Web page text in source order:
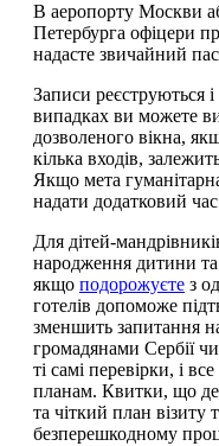
В аеропорту Москви
Петербурга офіцери
надасте звичайний
Записи реєструються
випадках ви можете
дозволеного вікна,
кілька входів,
Якщо мета
надати додатковий
Для дітей-
народження дитини та
якщо подорожуєте з
готелів допоможе
зменшить запитання
громадянами Сербії
ті самі перевірки, і
планам. Квитки, що
та чіткий план візиту
безперешкодному